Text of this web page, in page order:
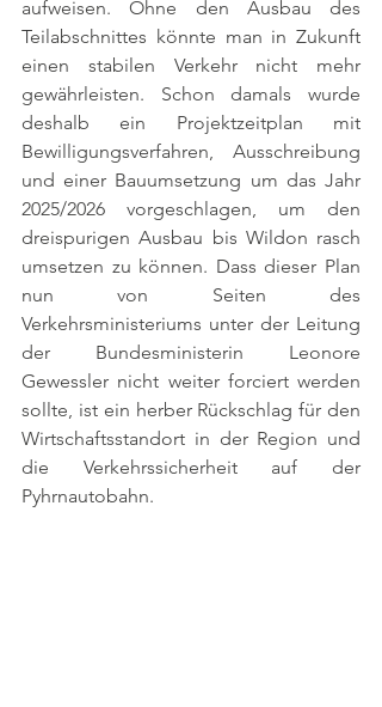
aufweisen. Ohne den Ausbau des
Teilabschnittes könnte man in Zukunft
einen stabilen Verkehr nicht mehr
gewährleisten. Schon damals wurde
deshalb ein Projektzeitplan mit
Bewilligungsverfahren, Ausschreibung
und einer Bauumsetzung um das Jahr
2025/2026 vorgeschlagen, um den
dreispurigen Ausbau bis Wildon rasch
umsetzen zu können. Dass dieser Plan
nun von Seiten des
Verkehrsministeriums unter der Leitung
der Bundesministerin Leonore
Gewessler nicht weiter forciert werden
sollte, ist ein herber Rückschlag für den
Wirtschaftsstandort in der Region und
die Verkehrssicherheit auf der
Pyhrnautobahn.